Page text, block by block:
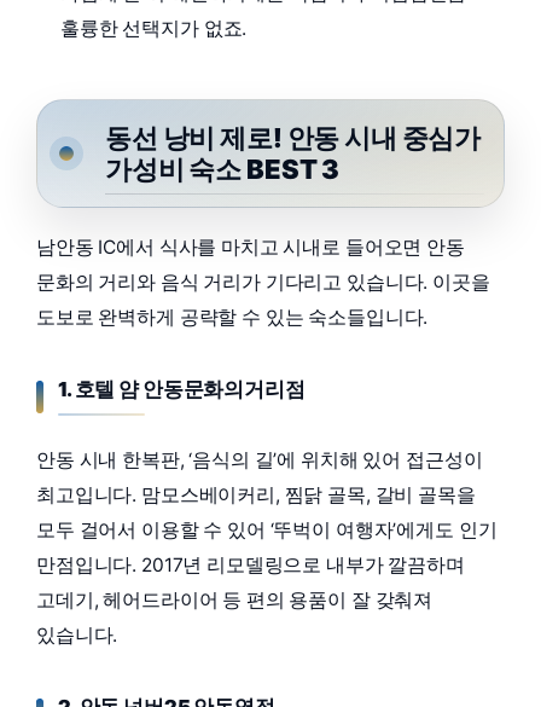
훌륭한 선택지가 없죠.
동선 낭비 제로! 안동 시내 중심가
가성비 숙소 BEST 3
남안동 IC에서 식사를 마치고 시내로 들어오면 안동
문화의 거리와 음식 거리가 기다리고 있습니다. 이곳을
도보로 완벽하게 공략할 수 있는 숙소들입니다.
1. 호텔 얌 안동문화의거리점
안동 시내 한복판, ‘음식의 길’에 위치해 있어 접근성이
최고입니다. 맘모스베이커리, 찜닭 골목, 갈비 골목을
모두 걸어서 이용할 수 있어 ‘뚜벅이 여행자’에게도 인기
만점입니다. 2017년 리모델링으로 내부가 깔끔하며
고데기, 헤어드라이어 등 편의 용품이 잘 갖춰져
있습니다.